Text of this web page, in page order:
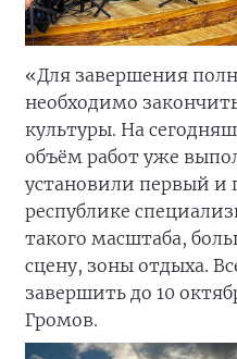
«Для завершения
необходимо
культуры. На
объём работ уже
установили первый и
республике
такого масштаба,
сцену, зоны отдыха.
завершить до 10
Громов.